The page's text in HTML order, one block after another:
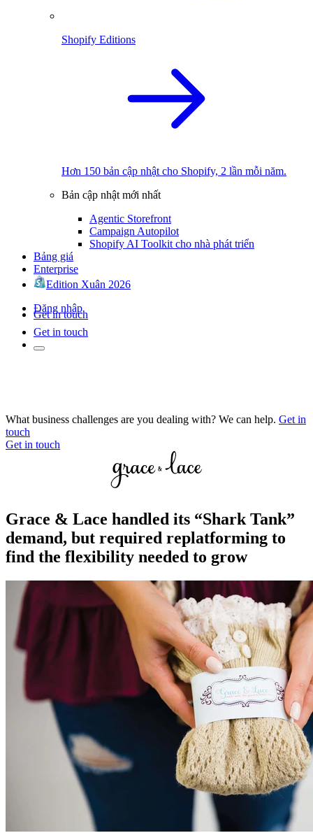
Shopify Editions
Hơn 150 bản cập nhật cho Shopify, 2 lần mỗi năm.
Bản cập nhật mới nhất
Agentic Storefront
Campaign Autopilot
Shopify AI Toolkit cho nhà phát triển
Bảng giá
Enterprise
Edition Xuân 2026
Đăng nhập
Get in touch
Get in touch
What business challenges are you dealing with? We can help. Get in
touch
Get in touch
Grace & Lace handled its “Shark Tank”
demand, but required replatforming to
find the flexibility needed to grow